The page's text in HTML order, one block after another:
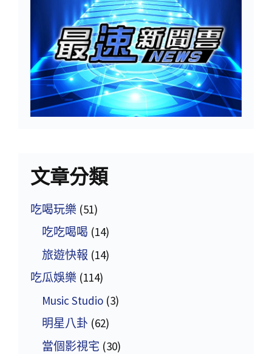
文章分類
吃喝玩樂 (51)
吃吃喝喝 (14)
旅遊快報 (14)
吃瓜娛樂 (114)
Music Studio (3)
明星八卦 (62)
當個影視宅 (30)